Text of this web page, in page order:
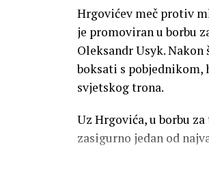
​Hrgovićev meč protiv
je promoviran u borbu
Oleksandr Usyk.
boksati s pobjednikom,
svjetskog trona.
​Uz Hrgovića, u borbu
zasigurno jedan od